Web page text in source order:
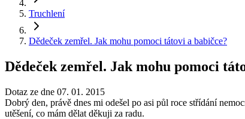
Truchlení
Dědeček zemřel. Jak mohu pomoci tátovi a babičce?
Dědeček zemřel. Jak mohu pomoci
Dotaz ze dne 07. 01. 2015
Dobrý den, právě dnes mi odešel po asi půl roce střídání
utěšení, co mám dělat děkuji za radu.